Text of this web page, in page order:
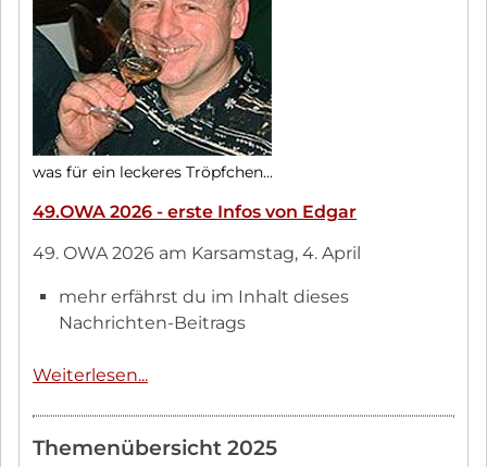
was für ein leckeres Tröpfchen...
49.OWA 2026 - erste Infos von Edgar
49. OWA 2026 am Karsamstag, 4. April
mehr erfährst du im Inhalt dieses
Nachrichten-Beitrags
Weiterlesen...49.OWA
erste
Themenübersicht 2025